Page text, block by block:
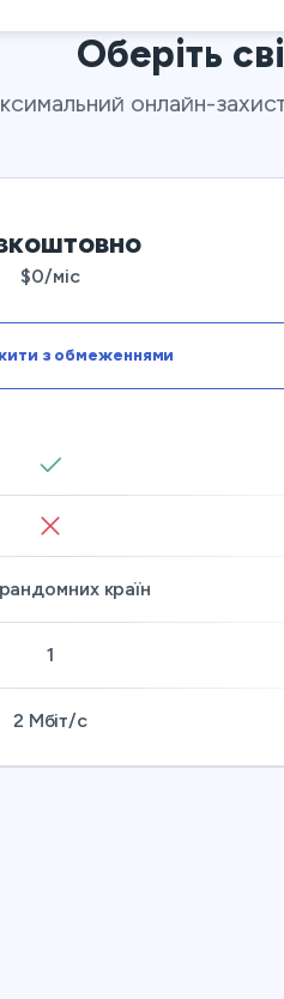
Оберіть
онлайн-
$0/міс
з обмеженнями
країн
1
2 Мбіт/с